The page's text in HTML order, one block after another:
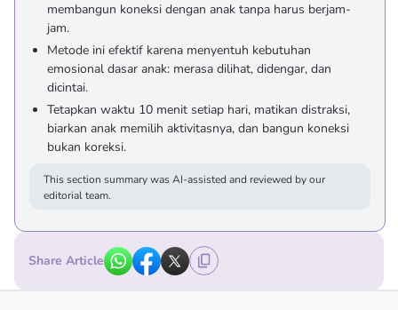
membangun koneksi dengan anak tanpa harus berjam-
jam.
Metode ini efektif karena menyentuh kebutuhan
emosional dasar anak: merasa dilihat, didengar, dan
dicintai.
Tetapkan waktu 10 menit setiap hari, matikan distraksi,
biarkan anak memilih aktivitasnya, dan bangun koneksi
bukan koreksi.
This section summary was AI-assisted and reviewed by our
editorial team.
Share Article